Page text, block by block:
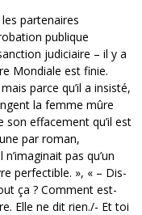
partenaires
publique
judiciaire – il y a
Mondiale est finie.
parce qu’il a insisté,
la femme mûre
son effacement qu’il est
par roman,
pas qu’un
perfectible. », « – Dis-
ça ? Comment est-
Elle ne dit rien./- Et toi